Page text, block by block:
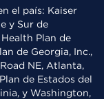
el país: Kaiser
y Sur de
Plan de
de Georgia, Inc.,
NE, Atlanta,
de Estados del
y Washington,